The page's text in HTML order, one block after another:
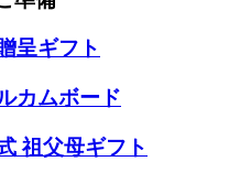
呈ギフト
カムボード
祖父母ギフト